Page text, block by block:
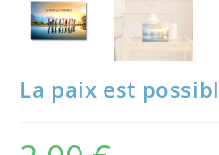
La paix est